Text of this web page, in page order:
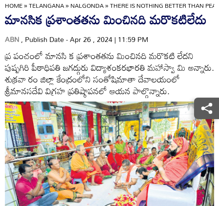
HOME»TELANGANA»NALGONDA»THERE IS NOTHING BETTER THAN
మానసిక ప్రశాంతతను మించినది మరొకటిలేదు
ABN, Publish Date - Apr 26 , 2024 | 11:59 PM
ప్ర పంచంలో మానసి క ప్రశాంతతను మించినది మరొకటి లేదని
పుష్పగిరి పీఠాధిపతి జగద్గురు విద్యాశంకరభారతి మహాస్వా మి అన్నారు.
శుక్రవా రం జిల్లా కేంద్రంలోని సంతోషిమాతా దేవాలయంలో
శ్రీమానసదేవి విగ్రహ ప్రతిష్ఠాపనలో ఆయన పాల్గొన్నారు.